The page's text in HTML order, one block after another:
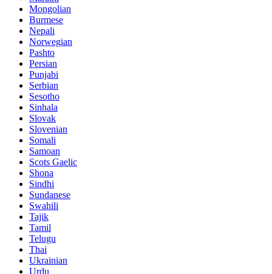
Mongolian
Burmese
Nepali
Norwegian
Pashto
Persian
Punjabi
Serbian
Sesotho
Sinhala
Slovak
Slovenian
Somali
Samoan
Scots Gaelic
Shona
Sindhi
Sundanese
Swahili
Tajik
Tamil
Telugu
Thai
Ukrainian
Urdu